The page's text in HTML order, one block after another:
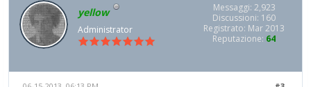
yellow
Administrator
Messaggi: 2,923
Discussioni: 160
Registrato: Mar 2013
Reputazione: 64